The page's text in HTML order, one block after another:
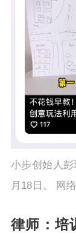
小步创始人
月18日。 网
律师：培